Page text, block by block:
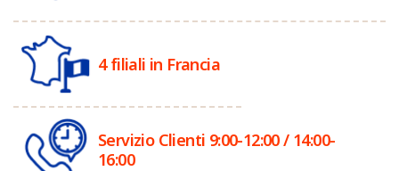
4 filiali in Francia
Servizio Clienti 9:00-12:00 / 14:00-
16:00